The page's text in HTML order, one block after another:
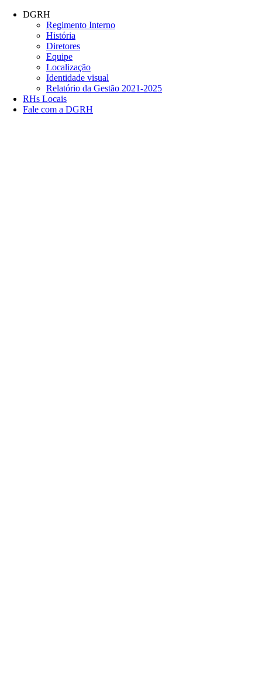
Conteúdo principal
DGRH
Regimento Interno
História
Diretores
Equipe
Localização
Identidade visual
Relatório da Gestão 2021-2025
RHs Locais
Fale com a DGRH